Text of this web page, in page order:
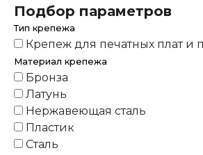
Подбор параметров
Тип крепежа
Крепеж для печатных плат и
Материал крепежа
Бронза
Латунь
Нержавеющая сталь
Пластик
Сталь